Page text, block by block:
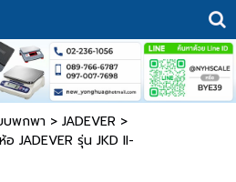
บพกพา> JADEVER >
JADEVER รุ่น JKD II-